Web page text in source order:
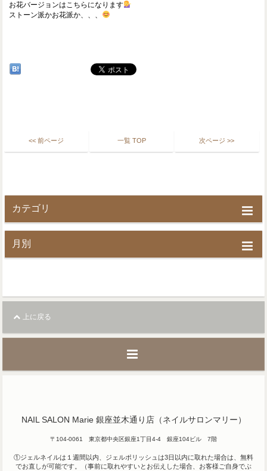
お花バージョンはこちらになります
ストーン派かお花派か、、、
<< 前ページ 一覧 TOP 次ページ >>
カテゴリ
月別
上に戻る
NAIL SALON Marie 銀座並木通り店（ネイルサロンマリー）
〒104-0061 東京都中央区銀座1丁目4-4 銀座104ビル 7階
①ジェルネイルは１週間以内、ジェルポリッシュは3日以内に取れた場合は、無料
でお直しが可能です。（事前に取れやすいとお伝えした場合、お客様ご自身でぶ